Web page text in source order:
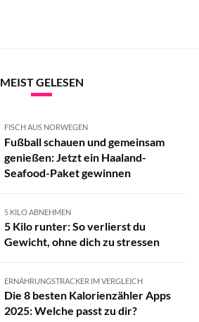
MEIST GELESEN
FISCH AUS NORWEGEN
Fußball schauen und gemeinsam
genießen: Jetzt ein Haaland-
Seafood-Paket gewinnen
5 KILO ABNEHMEN
5 Kilo runter: So verlierst du
Gewicht, ohne dich zu stressen
ERNÄHRUNGSTRACKER IM VERGLEICH
Die 8 besten Kalorienzähler Apps
2025: Welche passt zu dir?